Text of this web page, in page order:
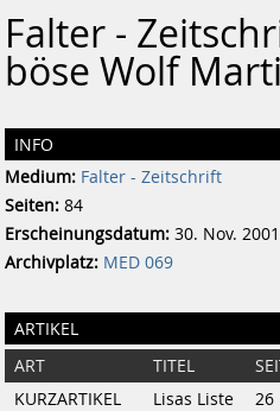
Falter -
böse Wolf
INFO
Medium: Falter - Zeitschrift
Seiten: 84
Erscheinungsdatum: 30. Nov. 2001
Archivplatz: MED 069
ARTIKEL
ART TITEL
KURZARTIKEL
Lisas Liste
26